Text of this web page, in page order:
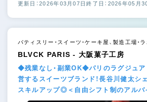
更新日：2026年03月07日終了日：2026年05月
パティスリー・スイーツ・ケーキ屋、製造工場・
BLVCK PARIS - 大阪菓子工房
◆残業なし・副業OK◆パリのラグジュア
営するスイーツブランド！長谷川健太シ
スキルアップ◎＜自由シフト制のアルバ